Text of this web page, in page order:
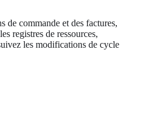
de commande et des factures,
registres de ressources,
les modifications de cycle